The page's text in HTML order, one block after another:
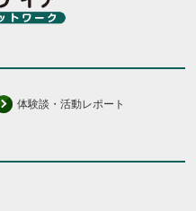
体験談・活動レポート